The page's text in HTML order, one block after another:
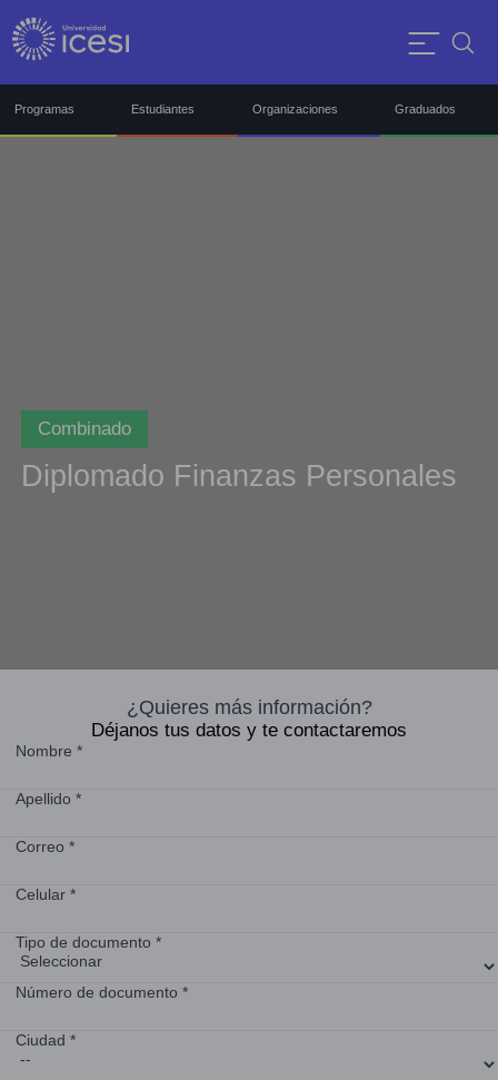
Programas Estudiantes Organizaciones Graduados
Combinado
Diplomado Finanzas Personales
¿Quieres más información?
Déjanos tus datos y te contactaremos
Nombre *
Apellido *
Correo *
Celular *
Tipo de documento *
Número de documento *
Ciudad *